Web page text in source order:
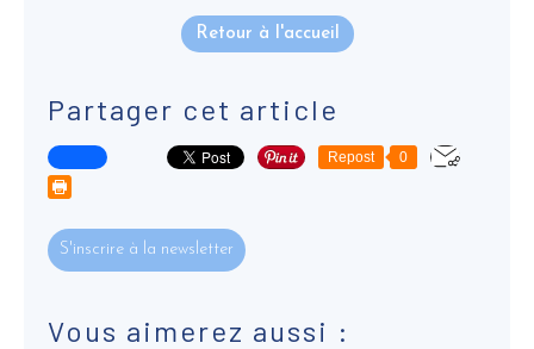
Retour à l'accueil
Partager cet article
Repost 0
S'inscrire à la newsletter
Vous aimerez aussi :